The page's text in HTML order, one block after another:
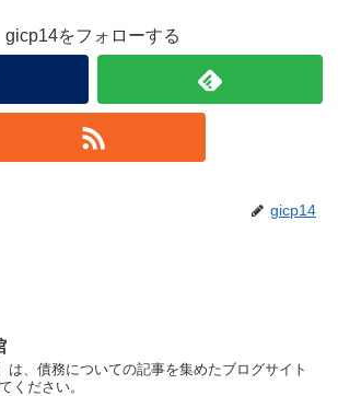
gicp14をフォローする
gicp14
は、債務についての記事を集めたブログサイト
ください。